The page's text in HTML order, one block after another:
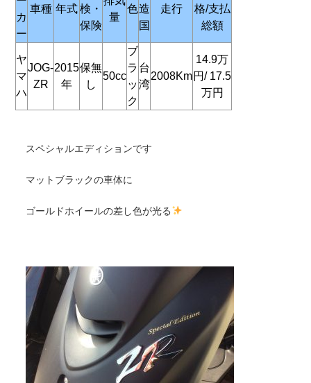
カ
ー
車種 年式 検・
保険
量
色造
国
走行
格/支払
総額
ヤ
マ
ハ
JOG-
ZR
2015
年
保無
し
50cc
ブ
ラ
ッ
ク
台
湾
2008Km
14.9万
円/17.5
万円
スペシャルエディションです
マットブラックの車体に
ゴールドホイールの差し色が光る